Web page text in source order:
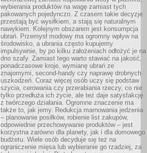
wybierania produktów na wagę zamiast tych
pakowanych pojedynczo. Z czasem takie decyzje
przestają być wysiłkiem, a stają się naturalnym
nawykiem. Kolejnym obszarem jest konsumpcja
ubrań. Przemysł modowy ma ogromny wpływ na
środowisko, a ubrania często kupujemy
impulsywnie, by po kilku założeniach odłożyć je na
dno szafy. Zamiast tego warto stawiać na jakość,
ponadczasowe kroje, wymianę ubrań ze
znajomymi, second-handy czy naprawę drobnych
uszkodzeń. Coraz więcej osób uczy się podstaw
szycia, cerowania czy przerabiania rzeczy, co nie
tylko przedłuża ich życie, ale też daje satysfakcję
z twórczego działania. Ogromne znaczenie ma
także to, jak jemy. Redukcja marnowania jedzenia
– planowanie posiłków, robienie list zakupów,
odpowiednie przechowywanie produktów – jest
korzystna zarówno dla planety, jak i dla domowego
budżetu. Wiele osób decyduje się też na
ograniczenie mięsa lub wybieranie go rzadziej, za